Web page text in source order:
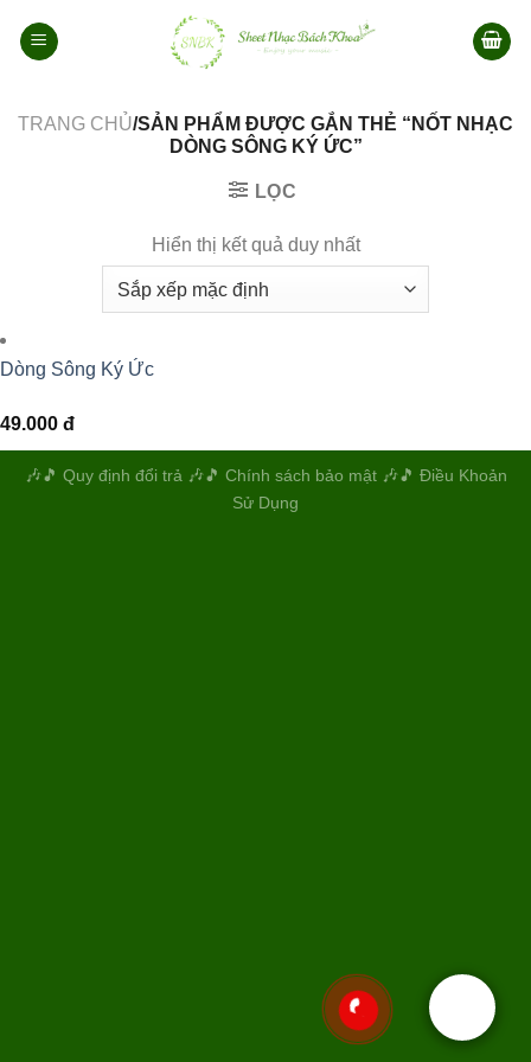
qua
TRANG CHỦ/SẢN PHẨM ĐƯỢC GẮN THẺ “NỐT NHẠC
DÒNG SÔNG KÝ ỨC”
LỌC
Hiển thị kết quả duy nhất
Dòng Sông Ký Ức
49.000 đ
🎶️🎵️ Quy định đổi trả 🎶️🎵️ Chính sách bảo mật 🎶️🎵️ Điều Khoản
Sử Dụng